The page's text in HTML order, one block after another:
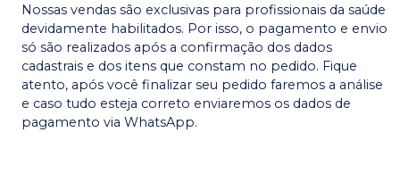
Nossas vendas são exclusivas para profissionais da saúde
devidamente habilitados. Por isso, o pagamento e envio
só são realizados após a confirmação dos dados
cadastrais e dos itens que constam no pedido. Fique
atento, após você finalizar seu pedido faremos a análise
e caso tudo esteja correto enviaremos os dados de
pagamento via WhatsApp.